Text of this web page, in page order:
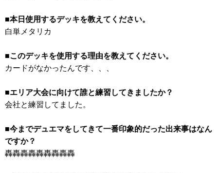
■本日使用するデッキを教えてください。
白単メタリカ
■このデッキを使用する理由を教えてください。
カードがなかったんです、、、
■エリア大会に向けて誰と練習してきましたか？
会社と練習してました。
■今までデュエマをしてきて一番印象的だった出来事はなん
ですか？
轟轟轟轟轟轟轟轟轟